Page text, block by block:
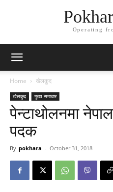
Operating
Home खेलकुद
खेलकुद मुख्य समाचार
पेन्टाथोलनमा
पदक
By pokhara - October 31, 2018